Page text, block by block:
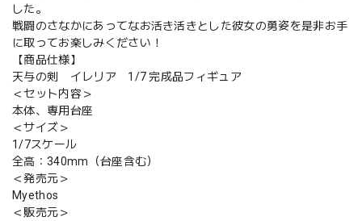
した。
戦闘のさなかにあってなお活き活きとした彼女の勇姿を是非お手
に取ってお楽しみください！
【商品仕様】
天与の剣 イレリア 1/7 完成品フィギュア
＜セット内容＞
本体、専用台座
＜サイズ＞
1/7スケール
全高：340mm（台座含む）
＜発売元＞
Myethos
＜販売元＞